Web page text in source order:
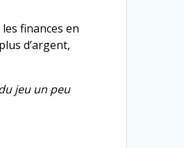
finances en
d’argent,
jeu un peu